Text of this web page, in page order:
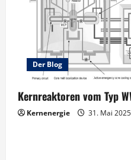
Der Blog
Kernreaktoren vom Typ
Kernenergie 31. Mai 2025